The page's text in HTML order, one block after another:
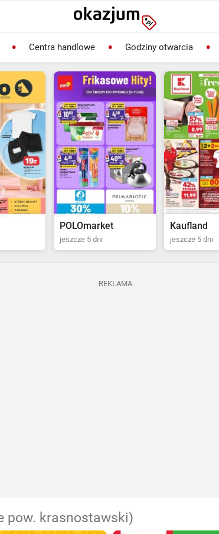
Centra handlowe Godziny otwarcia
Kaufland
jeszcze 5 dni
Biedronka
jeszcze 2 dni
REKLAMA
pow. krasnostawski)